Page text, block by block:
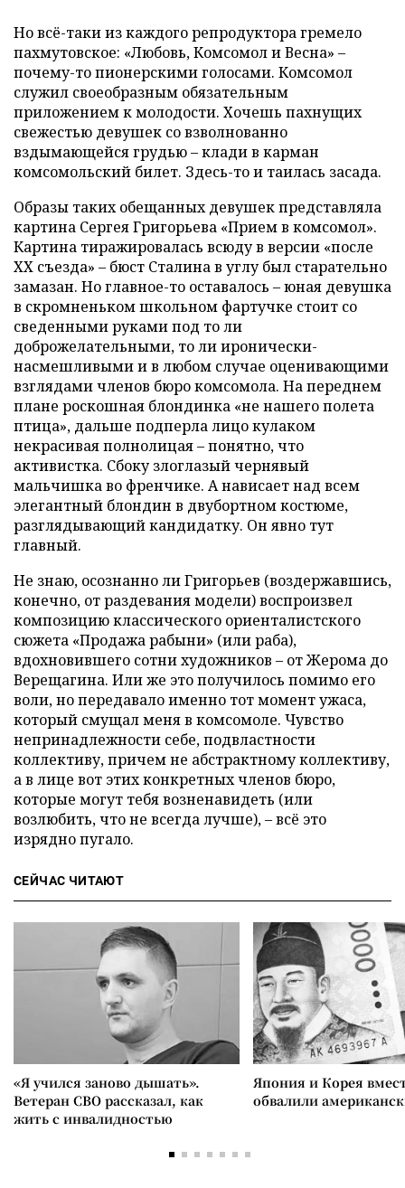
Но всё-таки из каждого репродуктора гремело
пахмутовское: «Любовь, Комсомол и Весна» –
почему-то пионерскими голосами. Комсомол
служил своеобразным обязательным
приложением к молодости. Хочешь пахнущих
свежестью девушек со взволнованно
вздымающейся грудью – клади в карман
комсомольский билет. Здесь-то и таилась засада.
Образы таких обещанных девушек представляла
картина Сергея Григорьева «Прием в комсомол».
Картина тиражировалась всюду в версии «после
ХХ съезда» – бюст Сталина в углу был старательно
замазан. Но главное-то оставалось – юная девушка
в скромненьком школьном фартучке стоит со
сведенными руками под то ли
доброжелательными, то ли иронически-
насмешливыми и в любом случае оценивающими
взглядами членов бюро комсомола. На переднем
плане роскошная блондинка «не нашего полета
птица», дальше подперла лицо кулаком
некрасивая полнолицая – понятно, что
активистка. Сбоку злоглазый чернявый
мальчишка во френчике. А нависает над всем
элегантный блондин в двубортном костюме,
разглядывающий кандидатку. Он явно тут
главный.
Не знаю, осознанно ли Григорьев (воздержавшись,
конечно, от раздевания модели) воспроизвел
композицию классического ориенталистского
сюжета «Продажа рабыни» (или раба),
вдохновившего сотни художников – от Жерома до
Верещагина. Или же это получилось помимо его
воли, но передавало именно тот момент ужаса,
который смущал меня в комсомоле. Чувство
непринадлежности себе, подвластности
коллективу, причем не абстрактному коллективу,
а в лице вот этих конкретных членов бюро,
которые могут тебя возненавидеть (или
возлюбить, что не всегда лучше), – всё это
изрядно пугало.
СЕЙЧАС ЧИТАЮТ
«Я учился заново дышать».
Ветеран СВО рассказал, как
жить с инвалидностью
Япония и Корея
обвалили